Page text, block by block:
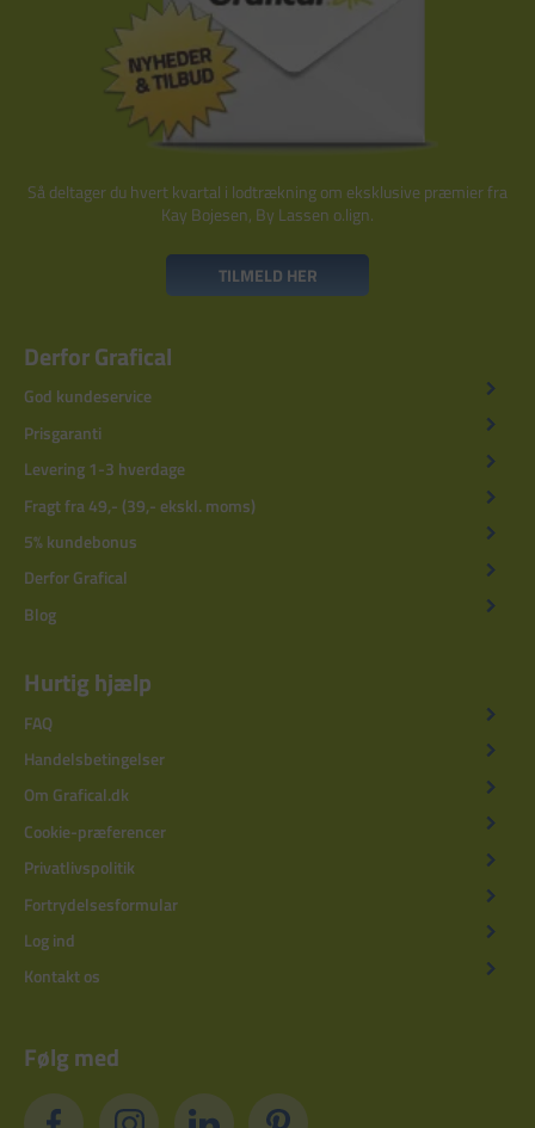
Så deltager du hvert kvartal i lodtrækning om eksklusive præmier fra
Kay Bojesen, By Lassen o.lign.
TILMELD HER
Derfor Grafical
God kundeservice
Prisgaranti
Levering 1-3 hverdage
Fragt fra 49,- (39,- ekskl. moms)
5% kundebonus
Derfor Grafical
Blog
Hurtig hjælp
FAQ
Handelsbetingelser
Om Grafical.dk
Cookie-præferencer
Privatlivspolitik
Fortrydelsesformular
Log ind
Kontakt os
Følg med